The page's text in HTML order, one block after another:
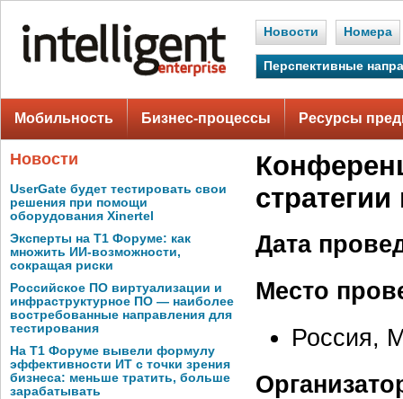
Новости Номера
Перспективные
Мобильность Бизнес-процессы Ресурсы
Новости
UserGate будет тестировать свои
решения при помощи
оборудования Xinertel
Эксперты на Т1 Форуме: как
множить ИИ-возможности,
сокращая риски
Российское ПО виртуализации и
инфраструктурное ПО — наиболее
востребованные направления для
тестирования
На Т1 Форуме вывели формулу
эффективности ИТ с точки зрения
бизнеса: меньше тратить, больше
зарабатывать
Дата
Место
Россия,